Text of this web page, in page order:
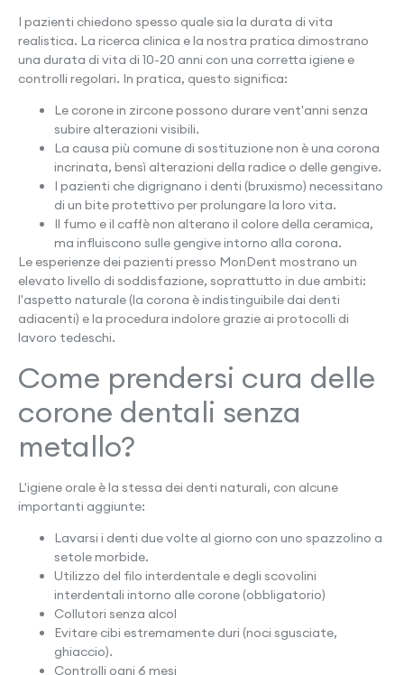
I pazienti chiedono spesso quale sia la durata di vita
realistica. La ricerca clinica e la nostra pratica dimostrano
una durata di vita di 10-20 anni con una corretta igiene e
controlli regolari. In pratica, questo significa:
Le corone in zircone possono durare vent'anni senza
subire alterazioni visibili.
La causa più comune di sostituzione non è una corona
incrinata, bensì alterazioni della radice o delle gengive.
I pazienti che digrignano i denti (bruxismo) necessitano
di un bite protettivo per prolungare la loro vita.
Il fumo e il caffè non alterano il colore della ceramica,
ma influiscono sulle gengive intorno alla corona.
Le esperienze dei pazienti presso MonDent mostrano un
elevato livello di soddisfazione, soprattutto in due ambiti:
l'aspetto naturale (la corona è indistinguibile dai denti
adiacenti) e la procedura indolore grazie ai protocolli di
lavoro tedeschi.
Come prendersi cura delle
corone dentali senza
metallo?
L'igiene orale è la stessa dei denti naturali, con alcune
importanti aggiunte:
Lavarsi i denti due volte al giorno con uno spazzolino a
setole morbide.
Utilizzo del filo interdentale e degli scovolini
interdentali intorno alle corone (obbligatorio)
Collutori senza alcol
Evitare cibi estremamente duri (noci sgusciate,
ghiaccio).
Controlli ogni 6 mesi